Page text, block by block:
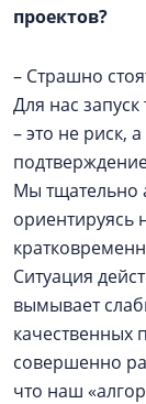
проектов?
– Страшно
Для нас
– это не риск,
Мы тщательно
ориентируясь
Ситуация
вымывает
качественных
совершенно
что наш